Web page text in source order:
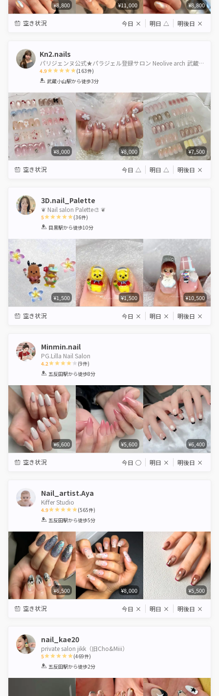
¥8,800 ¥11,000 ¥8,800
空き状況 今日 × 明日 △ 明後日 ×
Kn2.nails
パリジェンヌ公式★パラジェル登録サロン Neolive arch 武蔵小山【ネオリーブアーチ】
4.9
1 2 3 4 5
(163件)
武蔵小山駅から徒歩3分
¥8,000 ¥8,000 ¥7,500
空き状況 今日 △ 明日 △ 明後日 ×
3D.nail_Palette
❦ Nail salon Palette🎨 ❦
5
1 2 3 4 5
(36件)
目黒駅から徒歩10分
¥1,500 ¥1,500 ¥10,500
空き状況 今日 × 明日 × 明後日 ×
Minmin.nail
PG.Lilla Nail Salon
4.2
1 2 3 4 5
(9件)
五反田駅から徒歩8分
¥6,600 ¥5,600 ¥6,400
空き状況 今日 ◯ 明日 × 明後日 ×
Nail_artist.Aya
Kiffer Studio
4.9
1 2 3 4 5
(565件)
五反田駅から徒歩5分
¥6,500 ¥8,000 ¥5,500
空き状況 今日 × 明日 × 明後日 ×
nail_kae20
private salon jikk（旧Cho&Miii）
5
1 2 3 4 5
(469件)
五反田駅から徒歩2分